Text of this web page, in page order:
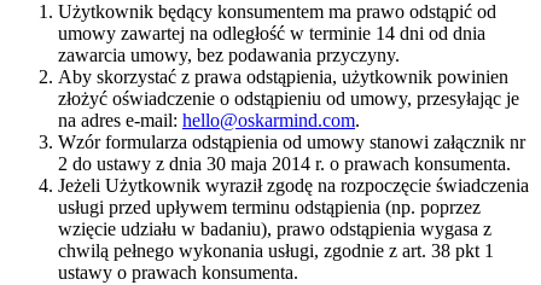
Użytkownik będący konsumentem ma prawo odstąpić od
umowy zawartej na odległość w terminie 14 dni od dnia
zawarcia umowy, bez podawania przyczyny.
Aby skorzystać z prawa odstąpienia, użytkownik powinien
złożyć oświadczenie o odstąpieniu od umowy, przesyłając je
na adres e-mail: hello@oskarmind.com.
Wzór formularza odstąpienia od umowy stanowi załącznik nr
2 do ustawy z dnia 30 maja 2014 r. o prawach konsumenta.
Jeżeli Użytkownik wyraził zgodę na rozpoczęcie świadczenia
usługi przed upływem terminu odstąpienia (np. poprzez
wzięcie udziału w badaniu), prawo odstąpienia wygasa z
chwilą pełnego wykonania usługi, zgodnie z art. 38 pkt 1
ustawy o prawach konsumenta.